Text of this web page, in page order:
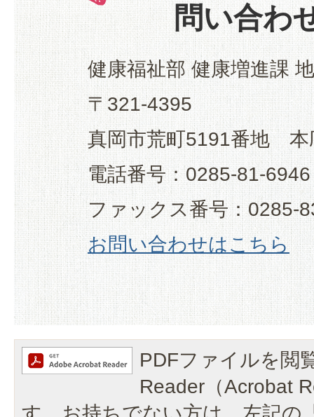
問い合わ
健康福祉部 健康増進課
〒321-4395
真岡市荒町5191番地 本
電話番号：0285-81-6946
ファックス番号：0285-
お問い合わせはこちら
PDFファイルを閲
Reader（Acrobat